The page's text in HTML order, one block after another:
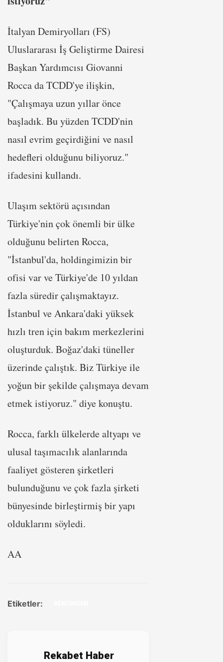
İtalyan Demiryolları (FS)
Uluslararası İş Geliştirme Dairesi
Başkan Yardımcısı Giovanni
Rocca da TCDD'ye ilişkin,
"Çalışmaya uzun yıllar önce
başladık. Bu yüzden TCDD'nin
nasıl evrim geçirdiğini ve nasıl
hedefleri olduğunu biliyoruz."
ifadesini kullandı.
Ulaşım sektörü açısından
Türkiye'nin çok önemli bir ülke
olduğunu belirten Rocca,
"İstanbul'da, holdingimizin bir
ofisi var ve Türkiye'de 10 yıldan
fazla süredir çalışmaktayız.
İstanbul ve Ankara'daki yüksek
hızlı tren için bakım merkezlerini
oluşturduk. Boğaz'daki tüneller
üzerinde çalıştık. Biz Türkiye ile
yoğun bir şekilde çalışmaya devam
etmek istiyoruz." diye konuştu.
Rocca, farklı ülkelerde altyapı ve
ulusal taşımacılık alanlarında
faaliyet gösteren şirketleri
bulunduğunu ve çok fazla şirketi
bünyesinde birleştirmiş bir yapı
olduklarını söyledi.
AA
Etiketler:
Rekabet Haber